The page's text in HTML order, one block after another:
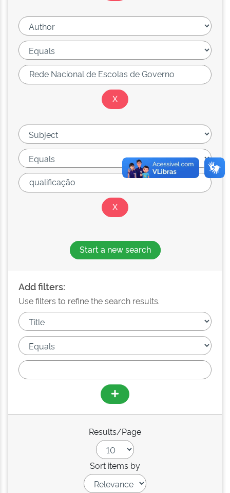
Start a new search
Add filters:
Use filters to refine the search results.
Results/Page
Sort items by